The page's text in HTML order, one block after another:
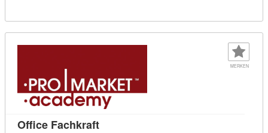
MERKEN
Office FachkraftKursdetail: Office Fachkraft